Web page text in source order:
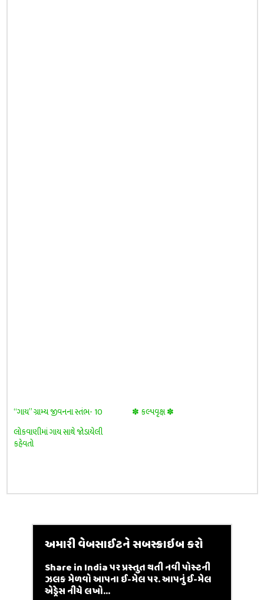
“ગાય” ગ્રામ્ય જીવનના સ્તંભ- 10
✽ કલ્પવૃક્ષ ✽
લોકવાણીમાં ગાય સાથે જોડાયેલી
કહેવતો
અમારી વેબસાઈટને સબસ્ક્રાઇબ કરો
Share in India પર પ્રસ્તુત થતી નવી પોસ્ટની
ઝલક મેળવો આપના ઈ-મેલ પર. આપનું ઈ-મેલ
એડ્રેસ નીચે લખો...